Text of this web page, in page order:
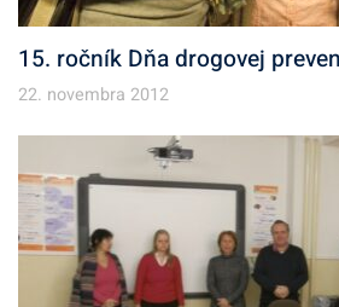
15. ročník Dňa drogovej
22. novembra 2012